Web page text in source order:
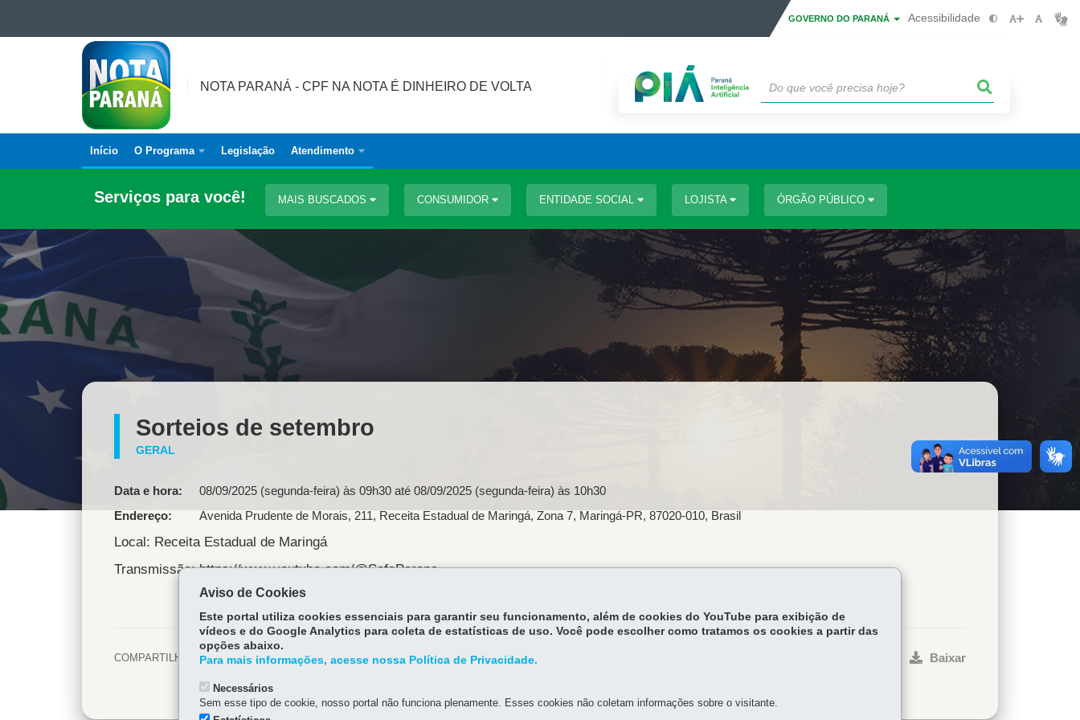
Ir para o conteúdo
Ir para a navegação
GOVERNO DO PARANÁ Acessibilidade
NOTA
PARANÁ
-
CPF
NA
NOTA
É
DE
NOTA PARANÁ - CPF NA NOTA É DINHEIRO DE VOLTA
Navegação
principal
Início O Programa Legislação Atendimento
Serviços para você! MAIS BUSCADOS CONSUMIDOR ENTIDADE SOCIAL LOJISTA ÓRGÃO PÚBLICO
Sorteios de setembro
GERAL
Data e hora: 08/09/2025 (segunda-feira) às 09h30 até 08/09/2025 (segunda-feira) às 10h30
Endereço
Avenida Prudente de Morais, 211, Receita Estadual de Maringá, Zona 7, Maringá-PR, 87020-010, Brasil
Local: Receita Estadual de Maringá
Transmissão: https://www.youtube.com/@SefaParana
COMPARTILHE: Facebook
Twitter
Baixar
Aviso de Cookies
Este portal utiliza cookies essenciais para garantir seu funcionamento, além de cookies do YouTube para exibição de
vídeos e do Google Analytics para coleta de estatísticas de uso. Você pode escolher como tratamos os cookies a partir das
opções abaixo.
Para mais informações, acesse nossa Política de Privacidade.
Necessários
Sem esse tipo de cookie, nosso portal não funciona plenamente. Esses cookies não coletam informações sobre o visitante.